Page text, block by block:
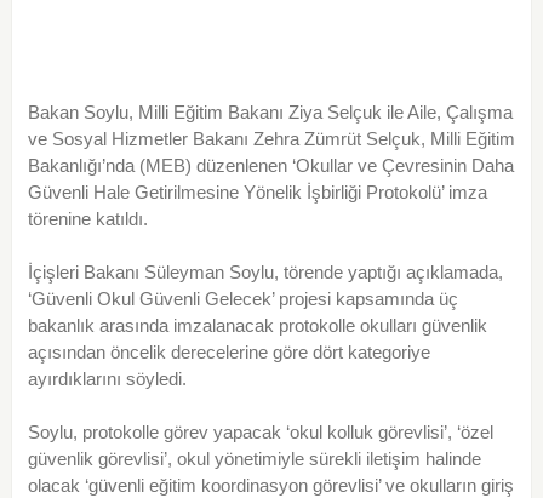
Bakan Soylu, Milli Eğitim Bakanı Ziya Selçuk ile Aile, Çalışma
ve Sosyal Hizmetler Bakanı Zehra Zümrüt Selçuk, Milli Eğitim
Bakanlığı’nda (MEB) düzenlenen ‘Okullar ve Çevresinin Daha
Güvenli Hale Getirilmesine Yönelik İşbirliği Protokolü’ imza
törenine katıldı.
İçişleri Bakanı Süleyman Soylu, törende yaptığı açıklamada,
‘Güvenli Okul Güvenli Gelecek’ projesi kapsamında üç
bakanlık arasında imzalanacak protokolle okulları güvenlik
açısından öncelik derecelerine göre dört kategoriye
ayırdıklarını söyledi.
Soylu, protokolle görev yapacak ‘okul kolluk görevlisi’, ‘özel
güvenlik görevlisi’, okul yönetimiyle sürekli iletişim halinde
olacak ‘güvenli eğitim koordinasyon görevlisi’ ve okulların giriş